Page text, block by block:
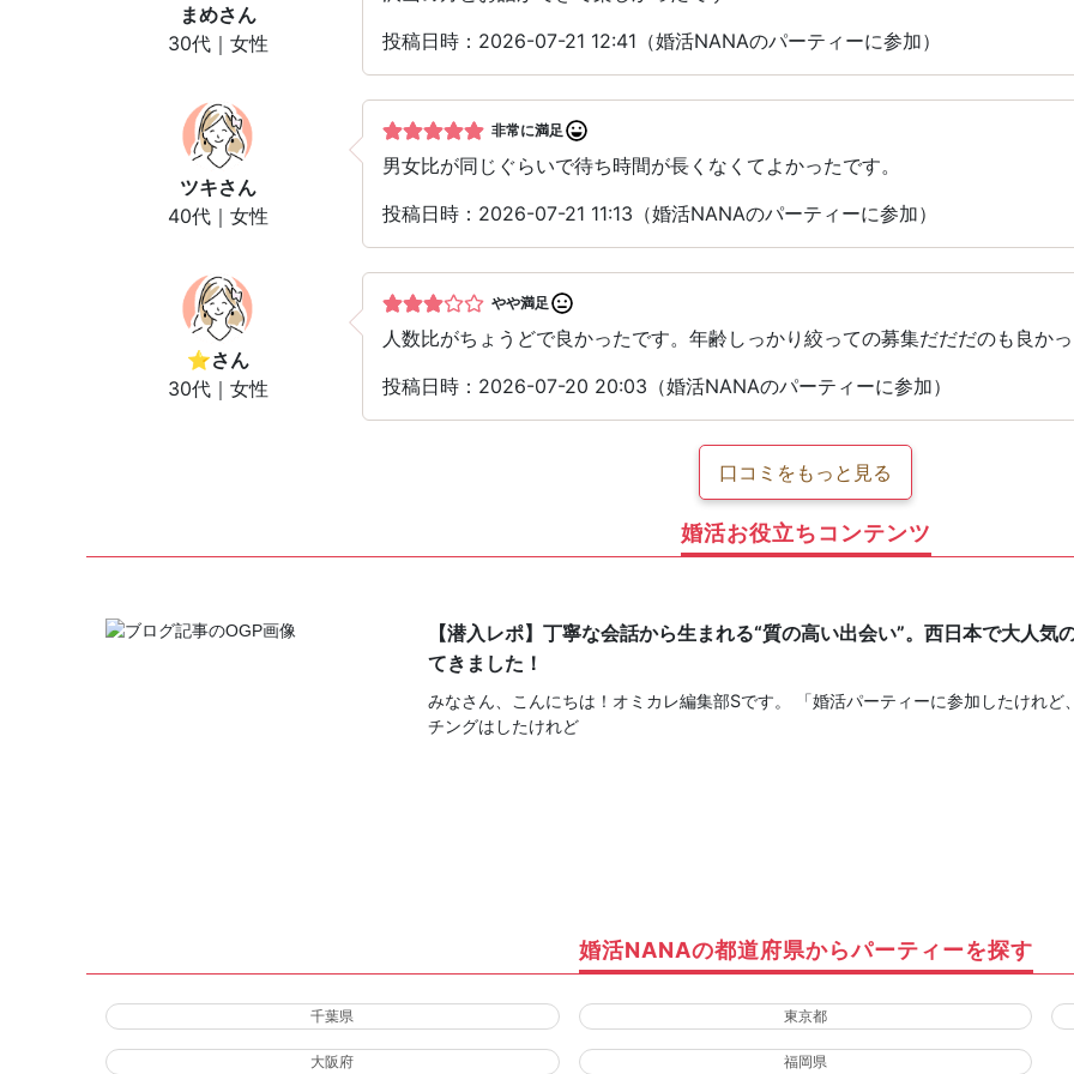
まめさん
30代｜女性
投稿日時：2026-07-21 12:41（婚活NANAのパーティーに参加）
ツキさん
40代｜女性
非常に満足
男女比が同じぐらいで待ち時間が長くなくてよかったです。
投稿日時：2026-07-21 11:13（婚活NANAのパーティーに参加）
⭐︎さん
30代｜女性
やや満足
人数比がちょうどで良かったです。年齢しっかり絞っての募集だだだのも良か
投稿日時：2026-07-20 20:03（婚活NANAのパーティーに参加）
口コミをもっと見る
婚活お役立ちコンテンツ
【潜入レポ】丁寧な会話から生まれる“質の高い出会い”。西日本で大人
てきました！
みなさん、こんにちは！オミカレ編集部Sです。 「婚活パーティーに参加したけれ
チングはしたけれど
婚活NANAの都道府県からパーティーを探す
千葉県 東京都
大阪府 福岡県